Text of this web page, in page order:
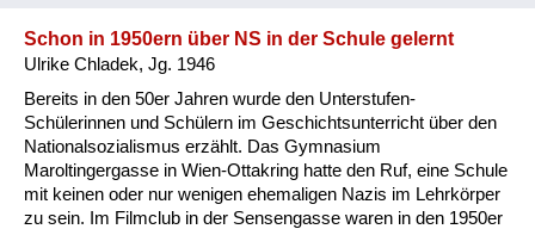
Schon in 1950ern über NS in der Schule gelernt
Ulrike Chladek, Jg. 1946
Bereits in den 50er Jahren wurde den Unterstufen-
Schülerinnen und Schülern im Geschichtsunterricht über den
Nationalsozialismus erzählt. Das Gymnasium
Maroltingergasse in Wien-Ottakring hatte den Ruf, eine Schule
mit keinen oder nur wenigen ehemaligen Nazis im Lehrkörper
zu sein. Im Filmclub in der Sensengasse waren in den 1950er